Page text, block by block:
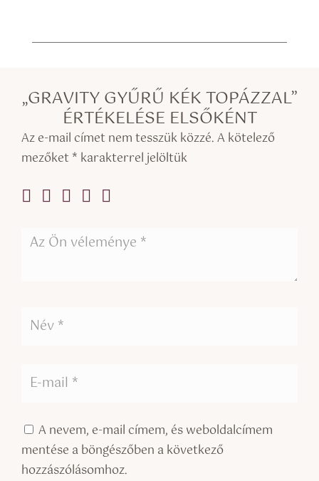
„GRAVITY GYŰRŰ KÉK TOPÁZZAL”
ÉRTÉKELÉSE ELSŐKÉNT
Az e-mail címet nem tesszük közzé.A kötelező
mezőket * karakterrel jelöltük
A nevem, e-mail címem, és weboldalcímem
mentése a böngészőben a következő
hozzászólásomhoz.